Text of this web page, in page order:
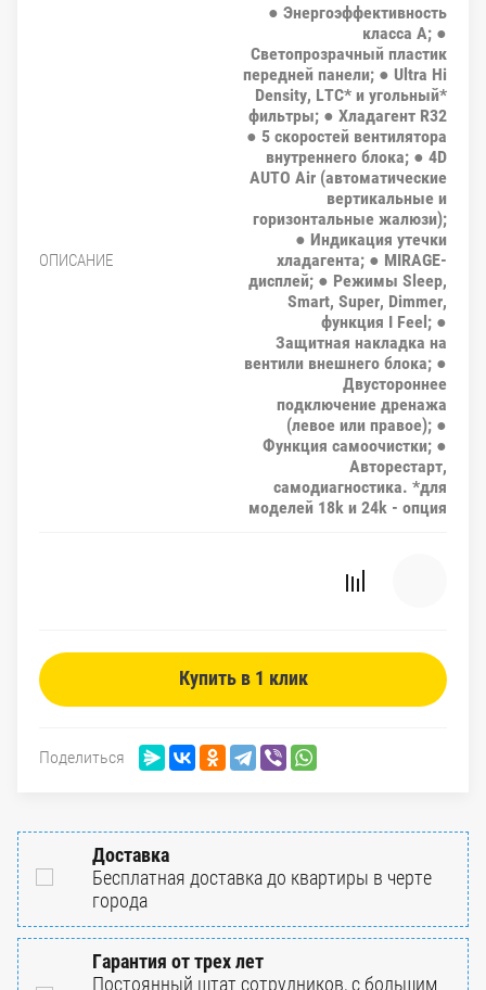
ОПИСАНИЕ
● Энергоэффективность
класса А; ●
Светопрозрачный пластик
передней панели; ● Ultra Hi
Density, LTC* и угольный*
фильтры; ● Хладагент R32
● 5 скоростей вентилятора
внутреннего блока; ● 4D
AUTO Air (автоматические
вертикальные и
горизонтальные жалюзи);
● Индикация утечки
хладагента; ● MIRAGE-
дисплей; ● Режимы Sleep,
Smart, Super, Dimmer,
функция I Feel; ●
Защитная накладка на
вентили внешнего блока; ●
Двустороннее
подключение дренажа
(левое или правое); ●
Функция самоочистки; ●
Авторестарт,
самодиагностика. *для
моделей 18k и 24k - опция
Купить в 1 клик
Поделиться
Доставка
Бесплатная доставка до квартиры в черте
города
Гарантия от трех лет
Постоянный штат сотрудников, с большим